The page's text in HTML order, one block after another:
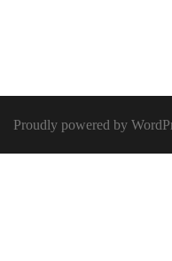
Proudly powered by